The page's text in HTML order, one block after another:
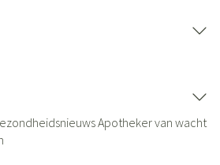
Apotheker van wacht